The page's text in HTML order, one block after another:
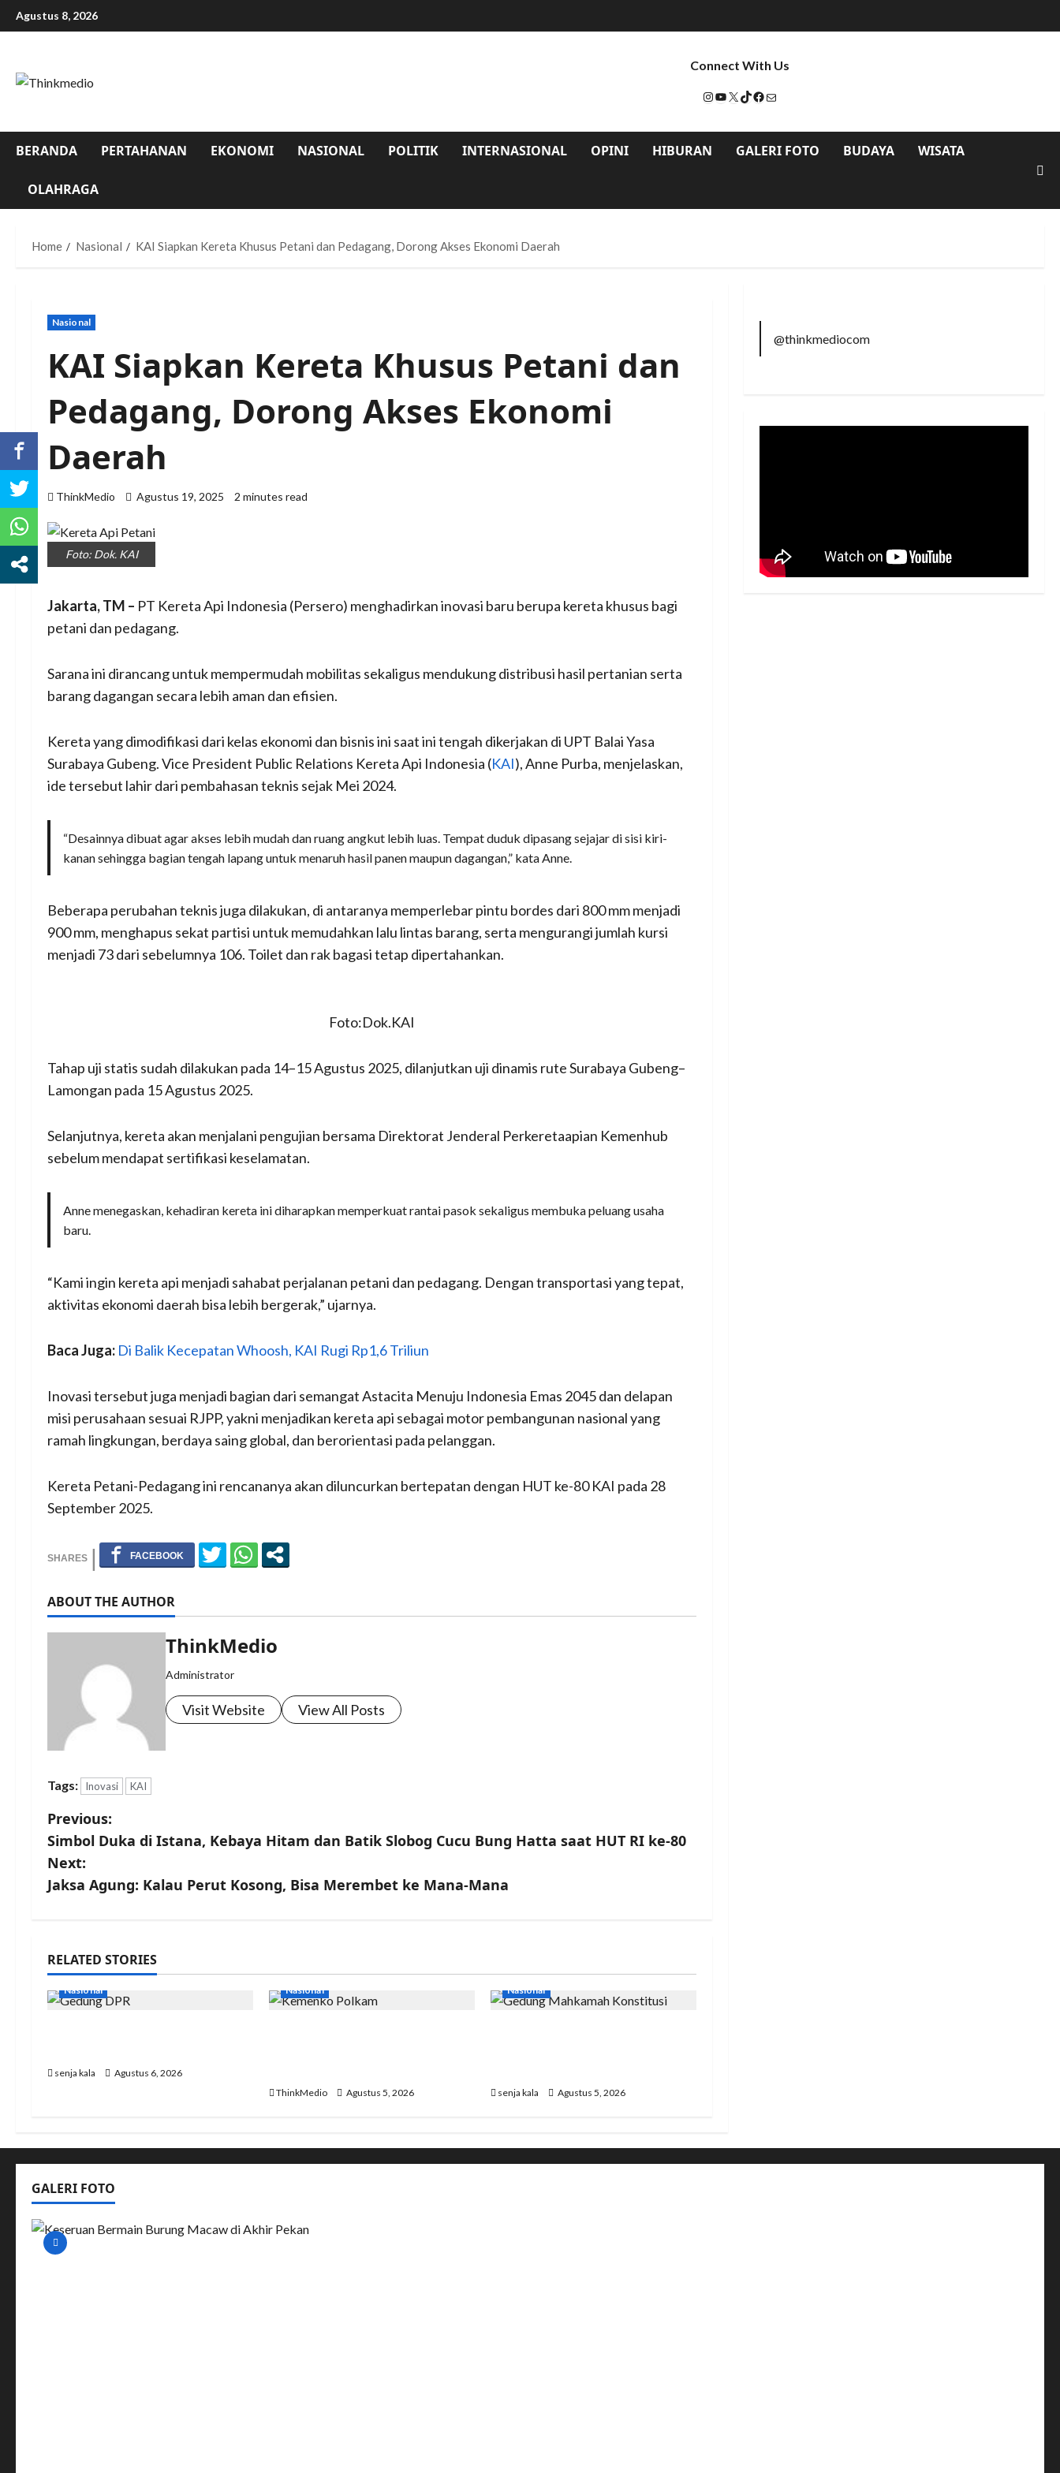
Agustus 8, 2026
Connect With Us
BERANDA PERTAHANAN EKONOMI NASIONAL POLITIK INTERNASIONAL OPINI HIBURAN GALERI FOTO BUDAYA WISATA
OLAHRAGA
Home Nasional KAI Siapkan Kereta Khusus Petani dan Pedagang, Dorong Akses Ekonomi Daerah
Nasional
KAI Siapkan Kereta Khusus Petani dan
Pedagang, Dorong Akses Ekonomi
Daerah
ThinkMedio Agustus 19, 2025 2 minutes read
Foto: Dok. KAI
Jakarta, TM – PT Kereta Api Indonesia (Persero) menghadirkan inovasi baru berupa kereta khusus bagi
petani dan pedagang.
Sarana ini dirancang untuk mempermudah mobilitas sekaligus mendukung distribusi hasil pertanian serta
barang dagangan secara lebih aman dan efisien.
Kereta yang dimodifikasi dari kelas ekonomi dan bisnis ini saat ini tengah dikerjakan di UPT Balai Yasa
Surabaya Gubeng. Vice President Public Relations Kereta Api Indonesia (KAI), Anne Purba, menjelaskan,
ide tersebut lahir dari pembahasan teknis sejak Mei 2024.
“Desainnya dibuat agar akses lebih mudah dan ruang angkut lebih luas. Tempat duduk dipasang sejajar di sisi kiri-
kanan sehingga bagian tengah lapang untuk menaruh hasil panen maupun dagangan,” kata Anne.
Beberapa perubahan teknis juga dilakukan, di antaranya memperlebar pintu bordes dari 800 mm menjadi
900 mm, menghapus sekat partisi untuk memudahkan lalu lintas barang, serta mengurangi jumlah kursi
menjadi 73 dari sebelumnya 106. Toilet dan rak bagasi tetap dipertahankan.
Foto:Dok.KAI
Tahap uji statis sudah dilakukan pada 14–15 Agustus 2025, dilanjutkan uji dinamis rute Surabaya Gubeng–
Lamongan pada 15 Agustus 2025.
Selanjutnya, kereta akan menjalani pengujian bersama Direktorat Jenderal Perkeretaapian Kemenhub
sebelum mendapat sertifikasi keselamatan.
Anne menegaskan, kehadiran kereta ini diharapkan memperkuat rantai pasok sekaligus membuka peluang usaha
baru.
“Kami ingin kereta api menjadi sahabat perjalanan petani dan pedagang. Dengan transportasi yang tepat,
aktivitas ekonomi daerah bisa lebih bergerak,” ujarnya.
Baca Juga: Di Balik Kecepatan Whoosh, KAI Rugi Rp1,6 Triliun
Inovasi tersebut juga menjadi bagian dari semangat Astacita Menuju Indonesia Emas 2045 dan delapan
misi perusahaan sesuai RJPP, yakni menjadikan kereta api sebagai motor pembangunan nasional yang
ramah lingkungan, berdaya saing global, dan berorientasi pada pelanggan.
Kereta Petani-Pedagang ini rencananya akan diluncurkan bertepatan dengan HUT ke-80 KAI pada 28
September 2025.
ABOUT THE AUTHOR
ThinkMedio
Administrator
Visit Website View All Posts
Tags: Inovasi KAI
Previous:
Simbol Duka di Istana, Kebaya Hitam dan Batik Slobog Cucu Bung Hatta saat HUT RI ke-80
Next:
Jaksa Agung: Kalau Perut Kosong, Bisa Merembet ke Mana-Mana
RELATED STORIES
Nasional
senja kala Agustus 6, 2026
Nasional
ThinkMedio Agustus 5, 2026
Nasional
senja kala Agustus 5, 2026
@thinkmediocom
GALERI FOTO